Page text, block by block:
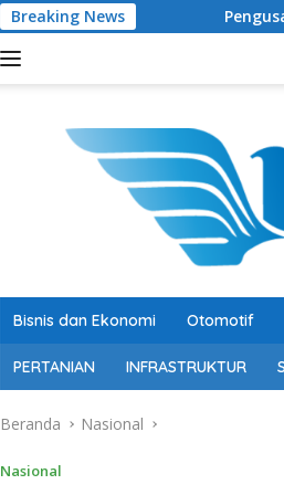
Breaking NewsPengusaha Muda
Bisnis dan Ekonomi Otomotif
PERTANIAN INFRASTRUKTUR
Beranda Nasional
Nasional